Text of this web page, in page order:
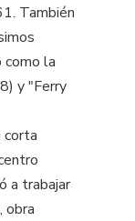
También
como la
y "Ferry
corta
a trabajar
obra